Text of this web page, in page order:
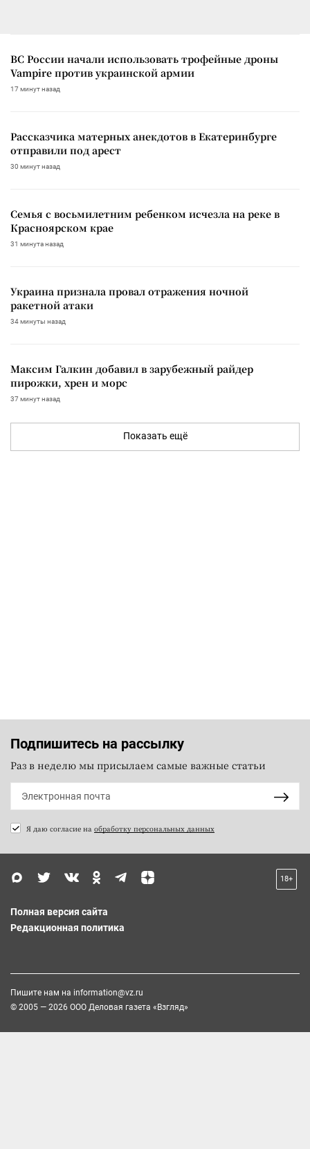
ВС России начали использовать трофейные дроны
Vampire против украинской армии
17 минут назад
Рассказчика матерных анекдотов в Екатеринбурге
отправили под арест
30 минут назад
Семья с восьмилетним ребенком исчезла на реке в
Красноярском крае
31 минута назад
Украина признала провал отражения ночной
ракетной атаки
34 минуты назад
Максим Галкин добавил в зарубежный райдер
пирожки, хрен и морс
37 минут назад
Показать ещё
Подпишитесь на рассылку
Раз в неделю мы присылаем самые важные статьи
Я даю согласие на обработку персональных данных
18+
Полная версия сайта
Редакционная политика
Пишите нам на information@vz.ru
© 2005 — 2026 ООО Деловая газета «Взгляд»